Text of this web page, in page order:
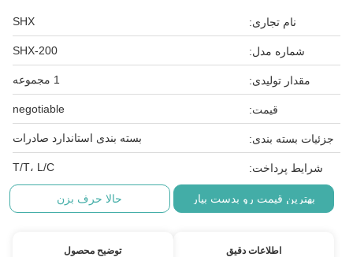
نام تجاری: SHX
شماره مدل: SHX-200
مقدار تولیدی: 1 مجموعه
قیمت: negotiable
جزئیات بسته بندی: بسته بندی استاندارد صادرات
شرایط پرداخت: T/T، L/C
بهترین قیمت رو بدست بیار حالا حرف بزن
اطلاعات دقیق توضیح محصول